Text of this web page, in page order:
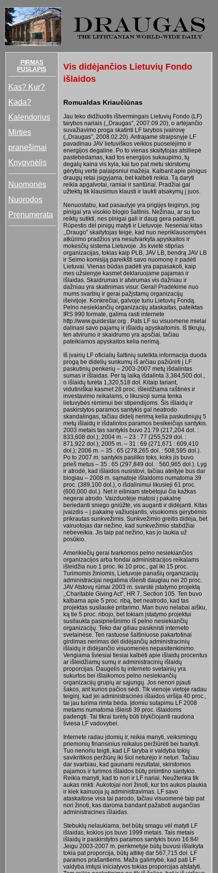
PIRMAS
PUSLAPIS
Kas? Kur?
Kada?
Kalendorius
Mirties
pranešimai
Knygynėlis
Nuomonės
Nuorodos
Prenumerata
Vis didėjančios Lietuvių Fondo
išlaidos
Romualdas Kriaučiūnas
Jau teko didžiuotis ištvermingais Lietuvių Fondo (LF)
tarybos nariais (,,Draugas”, 2007.09.20), o artėjančio
suvažiavimo proga skatinti LF tarybos įvairovę
(,,Draugas”, 2008.02.20). Antrajame straipsnyje LF
pavadinau JAV lietuviškos veiklos puoselėjimo ir
energijos degaline. Po to vienas skaitytojas atsiliepė
pastebėdamas, kad tos energijos sukaupimo, tų
degalų kaina vis kyla, kai tuo pat metu skirstomų
gėrybių vertė palaipsniui mažėja. Kalbant apie pinigus
draugų retai įsigyjama, bet kalbėti reikia. Tą daryti
reikia apgalvotai, ramiai ir santūriai. Pradžiai gal
užtektų tik klausimus klausti ir laukti atsakymų į juos.
Nenuostabu, kad pasaulyje yra prigijęs teiginys, jog
pinigai yra visokio blogio šaltinis. Nežinau, ar su tuo
reiktų sutikti, nes pinigai gali ir daug gera padaryti.
Rūpestis dėl pinigų matyti ir Lietuvoje. Neseniai kitas
,,Draugo” skaitytojas teigė, kad nuo nepriklausomybės
atkūrimo pradžios yra nesutvarkyta apyskaitos ir
mokesčių sistema Lietuvoje. Jis kvietė stiprias
organizacijas, tokias kaip PLB, JAV LB, bendrą JAV LB
ir Seimo komisiją pareikšti savo nuomonę ir padėti
Lietuvai. Vienas būdas padėti yra papasakoti, kaip
mes užsienyje kasmet deklaruojame pajamas ir
išlaidas. Skaidrumas ir atvirumas vis dažniau ir
dažniau yra skatinimas visur. Gerai! Pradėkime nuo
mums svarbių ir gerai pažįstamų organizacijų
išeivijoje. Konkrečiai, galvoje turiu Lietuvių Fondą.
Pelno nesiekiančių organizacijų ataskaitas, pateiktas
IRS 990 formate, galima rasti internete
http://www.guidestar.org . Pats LF su visuomene mielai
dalinasi savo pajamų ir išlaidų apyskaitomis. Iš tikrųjų,
ten atvirumo ir skaidrumo yra apsčiai, tačiau
pateikiamos apyskaitos kelia nerimą.
Iš įvairių LF oficialių šaltinių sutelkta informacija duoda
progą be didelių sunkumų iš arčiau pažiūrėti į LF
paskutinių penkerių – 2003-2007 metų išdalintas
sumas ir išlaidas. Per tą laiką išdalinta 3,384,500 dol.,
o išlaidų turėta 1,320,518 dol. Kitaip tariant,
vidutiniškai kasmet 28 proc. išleidžiama raštinės ir
investavimo reikalams, o likusioji suma tenka
lietuvybės rėmimui bei stipendijoms. Šis išlaidų ir
paskirstytos paramos santykis gal neatrodo
skandalingas, tačiau didelį nerimą kelia paskutiniųjų 5
metų išlaidų ir išdalintos paramos besikeičiąs santykis.
2003 metais tas santykis buvo 21:79 (217,204 dol. :
833,608 dol.); 2004 m. – 23 : 77 (255,529 dol. :
871,922 dol.); 2005 m. – 31 : 69 (271,671 : 609,410
dol.); 2006 m. – 35 : 65 (278,265 dol. : 508,595 dol.).
Po to 2007 m. santykis pasiliko toks, koks jis buvo
prieš metus – 35 : 65 (297,849 dol. : 560,965 dol.). Lyg
ir atrodė, kad išlaidos nusistovi, tačiau ateityje bus dar
blogiau – 2008 m. sąmatoje išlaidoms numatoma 39
proc. (389,100 dol.), o išdalinimui likusieji 61 proc.
(600,000 dol.). Net ir eiliniam stebėtojui čia kažkas
negerai atrodo. Vaizduotėje matosi į pakalnę
beriedanti sniego gniūžtė, vis auganti ir didėjanti. Kitas
įvaizdis – į pakalnę važiuojantis, visokiomis gėrybėmis
prikrautas sunkvežimis. Sunkvežimio greitis didėja, bet
vairuotojas dar nežino, kad sunkvežimio stabdžiai
nebeveikia. Jis taip pat nežino, kas jo laukia už
posūkio.
Amerikiečių gerai tvarkomos pelno nesiekiančios
organizacijos arba fondai administracijos reikalams
išleidžia nuo 1 proc. iki 10 proc., gal iki 15 proc.
Turimomis žiniomis, Lietuvoje panašių organizacijų
administracijai negalima išleisti daugiau nei 20 proc.
JAV Atstovų rūmai 2003 m. svarstė įstatymo projektą
,,Charitable Giving Act”, HR 7, Section 105. Ten buvo
kalbama apie 5 proc. ribą, bet neatrodo, kad tas
projektas susilaukė pritarimo. Man buvo nelabai aišku,
ką tie 5 proc. ribojo, bet tokiam įstatymo projektui
susilaukta pasipriešinimo iš pelno nesiekiančių
organizacijų. Teko dar giliau pasiknisti interneto
svetainėse. Ten rastuose šaltiniuose pakartotinai
girdimas nerimas dėl didėjančių administracinių
išlaidų ir didėjančio visuomenės nepasitenkinimo.
Vengiama šviesiai tiesiai kalbėti apie išlaidų procentus
ar išleidžiamų sumų ir administracinių išlaidų
proporcijas. Daugelis tų interneto svetainių yra
sukurtos bei išlaikomos pelno nesiekiančių
organizacijų grupių ar sąjungų. Jos nenori pjauti
šakos, ant kurios pačios sėdi. Tik vienoje vietoje radau
teiginį, kad jei administracinės išlaidos viršija 40 proc.,
tai jau turima rimta bėda. Įdomiu sutapimu LF 2008
metams numatoma išleisti 39 proc. išlaidoms
padengti. Tai tikrai turėtų būti blykčiojanti raudona
šviesa LF vadovybei.
Internete radau įdomių ir, reikia manyti, veiksmingų
priemonių finansinius reikalus peržiūrėti bei tvarkyti.
Tuo nenoriu teigti, kad LF taryba ir valdyba tokių
savikritikos peržiūrų iki šiol neturėjo ir neturi. Tačiau
dar svarbiau, kad gaunami rezultatai, skirstomos
pajamos ir turimos išlaidos būtų priimtino santykio.
Reikia manyti, kad to nori ir LF nariai. Neužtenka tik
aukas rinkti. Aukotojai nori žinoti, kur tos aukos plaukia
ir kiek kainuoja jų administravimas. LF savo
ataskaitose visa tai parodo, tačiau visuomenė taip pat
nori žinoti, kas daroma bandant pažaboti augančias
administracines išlaidas.
Stebuklų nelaukiama, bet būtų smagu vėl matyti LF
išlaidas, kokios jos buvo 1999 metais. Tais metais
išlaidų ir paskirstytos paramos santykis buvo 16:84!
Jeigu 2003-2007 m. penkmetyje būtų buvusi išlaikyta
tokia pat proporcija, būtų atlikę dar 567,715 dol. LF
paramos prašantiems. Maža galimybė, kad pati LF
valdyba imtųsi iniciatyvos tokias proporcijas atstatyti.